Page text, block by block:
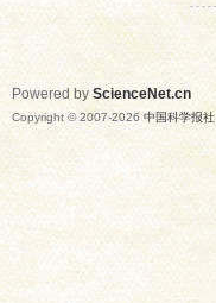
Powered by ScienceNet.cn
Copyright © 2007-2026 中国科学报社